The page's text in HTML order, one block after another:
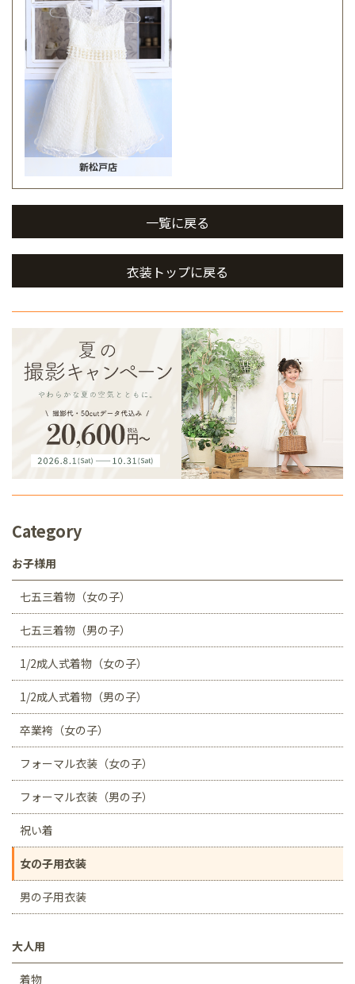
新松戸店
一覧に戻る
衣装トップに戻る
Category
お子様用
七五三着物（女の子）
七五三着物（男の子）
1/2成人式着物（女の子）
1/2成人式着物（男の子）
卒業袴（女の子）
フォーマル衣装（女の子）
フォーマル衣装（男の子）
祝い着
女の子用衣装
男の子用衣装
大人用
着物